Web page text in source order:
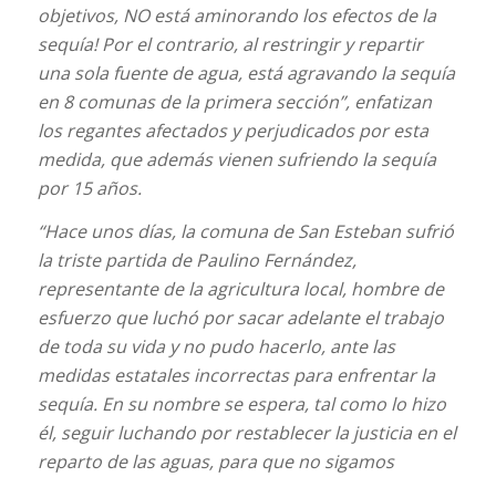
objetivos, NO está aminorando los efectos de la
sequía! Por el contrario, al restringir y repartir
una sola fuente de agua, está agravando la sequía
en 8 comunas de la primera sección”, enfatizan
los regantes afectados y perjudicados por esta
medida, que además vienen sufriendo la sequía
por 15 años.
“Hace unos días, la comuna de San Esteban sufrió
la triste partida de Paulino Fernández,
representante de la agricultura local, hombre de
esfuerzo que luchó por sacar adelante el trabajo
de toda su vida y no pudo hacerlo, ante las
medidas estatales incorrectas para enfrentar la
sequía. En su nombre se espera, tal como lo hizo
él, seguir luchando por restablecer la justicia en el
reparto de las aguas, para que no sigamos